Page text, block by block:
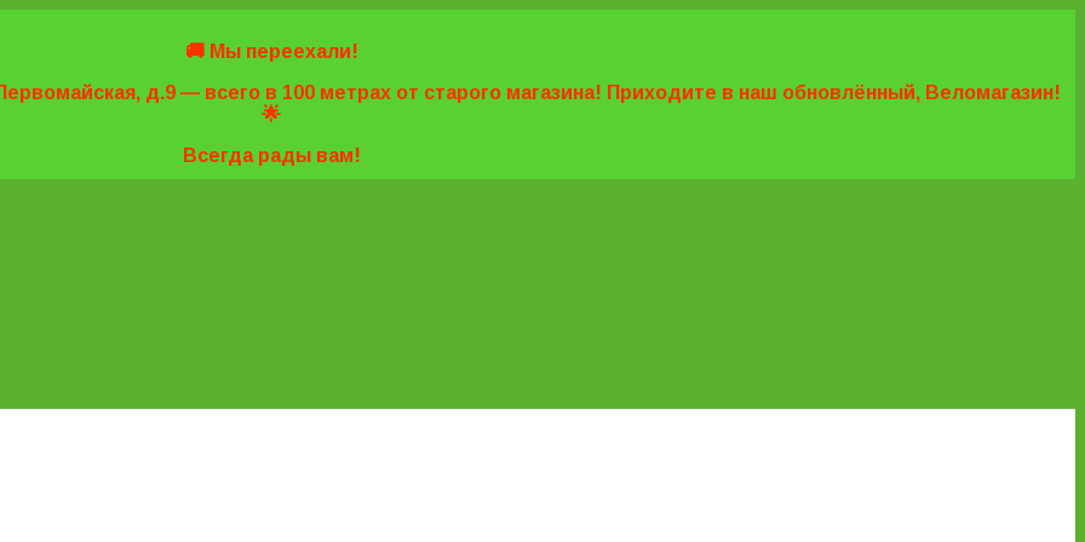
🚚 Мы переехали!
д.9 — всего в 100 метрах от старого магазина! Приходите в наш обновлённый, Веломагазин!
🌟
Всегда рады вам!